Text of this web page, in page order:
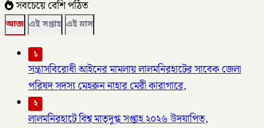
সবচেয়ে বেশি পঠিত
আজ এই সপ্তাহ এই মাস
১
সন্ত্রাসবিরোধী আইনের মামলায় লালমনিরহাটের সাবেক জেলা
পরিষদ সদস্য মেহরুন নাহার মেরী কারাগারে,
২
লালমনিরহাটে বিশ্ব মাতৃদুগ্ধ সপ্তাহ ২০২৬ উদযাপিত,